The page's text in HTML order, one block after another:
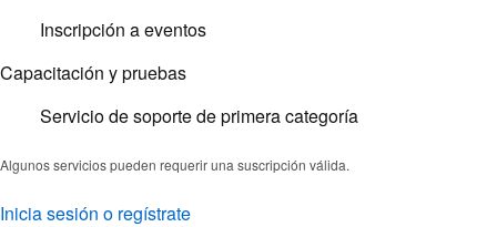
Inscripción a eventos
Capacitación y pruebas
Servicio de soporte de primera categoría
Algunos servicios pueden requerir una suscripción válida.
Inicia sesión o regístrate